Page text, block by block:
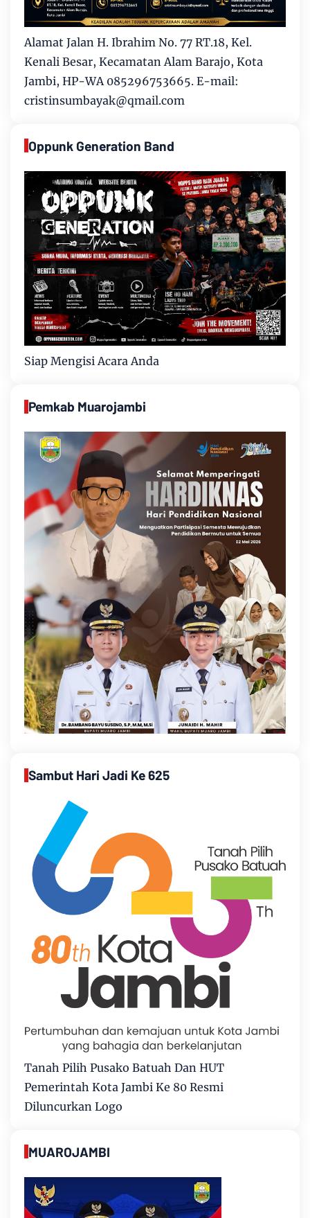
Alamat Jalan H. Ibrahim No. 77 RT.18, Kel.
Kenali Besar, Kecamatan Alam Barajo, Kota
Jambi, HP-WA 085296753665. E-mail:
cristinsumbayak@qmail.com
Oppunk Generation Band
Siap Mengisi Acara Anda
Pemkab Muarojambi
Sambut Hari Jadi Ke 625
Tanah Pilih Pusako Batuah Dan HUT
Pemerintah Kota Jambi Ke 80 Resmi
Diluncurkan Logo
MUAROJAMBI